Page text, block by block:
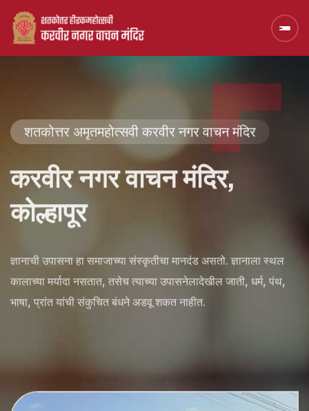
शतकोत्तर अमृतमहोत्सवी करवीर नगर वाचन मंदिर
करवीर नगर वाचन मंदिर,
कोल्हापूर
कालाच्या मर्यादा नसतात, तसेच त्याच्या उपासनेलादेखील जाती, धर्म, पंथ,
भाषा, प्रांत यांची संकुचित बंधने अडवू शकत नाहीत.